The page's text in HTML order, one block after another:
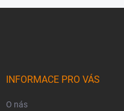
INFORMACE PRO VÁS
O nás